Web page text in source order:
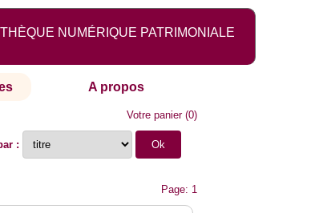
NUMÉRIQUE PATRIMONIALE
A propos
Votre panier(0)
:
Page: 1